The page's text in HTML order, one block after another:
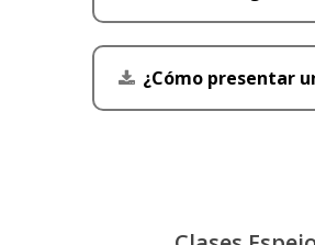
¿Cómo presentar